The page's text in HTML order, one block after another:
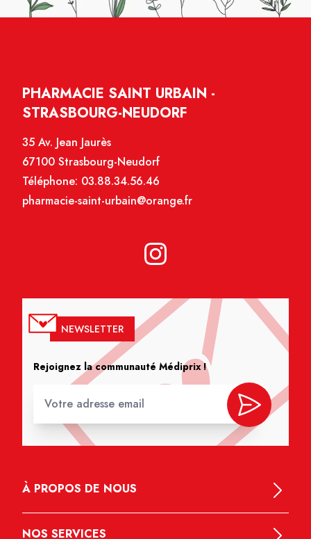
PHARMACIE SAINT URBAIN -
STRASBOURG-NEUDORF
35 Av. Jean Jaurès
67100 Strasbourg-Neudorf
Téléphone: 03.88.34.56.46
pharmacie-saint-urbain@orange.fr
NEWSLETTER
Rejoignez la communauté Médiprix !
À PROPOS DE NOUS
NOS SERVICES